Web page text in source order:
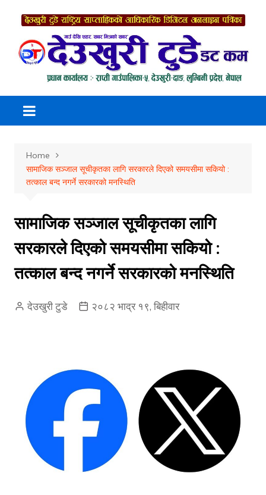
content
Home
सामाजिक सञ्जाल सूचीकृतका लागि सरकारले दिएको समयसीमा सकियो :
तत्काल बन्द नगर्ने सरकारको मनस्थिति
सामाजिक सञ्जाल सूचीकृतका लागि
सरकारले दिएको समयसीमा सकियो :
तत्काल बन्द नगर्ने सरकारको मनस्थिति
देउखुरी टुडे २०८२ भाद्र १९, बिहीवार